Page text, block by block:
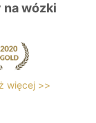
na wózki
więcej >>